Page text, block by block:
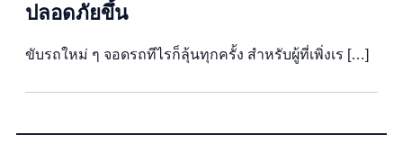
ปลอดภัยขึ้น
ขับรถใหม่ ๆ จอดรถทีไรก็ลุ้นทุกครั้ง สำหรับผู้ที่เพิ่งเร […]